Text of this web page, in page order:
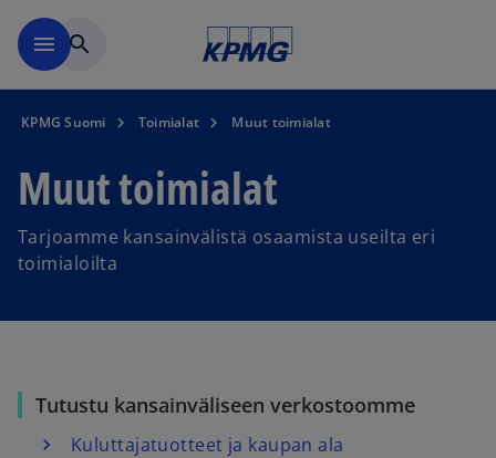
menu search
KPMG Suomi Toimialat Muut toimialat
Muut toimialat
Tarjoamme kansainvälistä osaamista useilta eri
toimialoilta
Tutustu kansainväliseen verkostoomme
Kuluttajatuotteet ja kaupan ala